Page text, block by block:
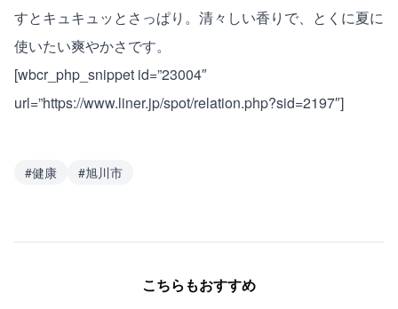
すとキュキュッとさっぱり。清々しい香りで、とくに夏に
使いたい爽やかさです。
[wbcr_php_snippet id=”23004″
url=”https://www.liner.jp/spot/relation.php?sid=2197″]
#健康 #旭川市
こちらもおすすめ